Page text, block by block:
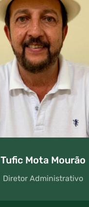
Tufic Mota Mourão
Diretor Administrativo